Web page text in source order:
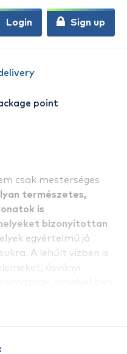
csak mesterséges
természetes,
is
bizonyítottan
egyértelmű jó
A lehűlt vízben is
ásványi
falatok ígéretét jelzi.
point
Login Sign up